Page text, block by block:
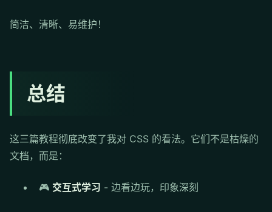
简洁、清晰、易维护！
总结
这三篇教程彻底改变了我对 CSS 的看法。它们不是枯燥的
文档，而是：
🎮 交互式学习 - 边看边玩，印象深刻